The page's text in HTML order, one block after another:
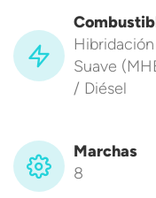
Hibridación
Suave
/ Diésel
Marchas
8